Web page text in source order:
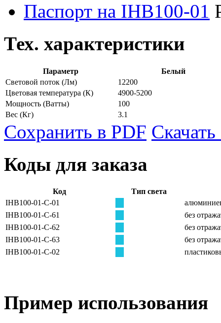
Паспорт на IHB100-01
Тех. характеристики
Параметр
Белый
Световой поток (Лм)
12200
Цветовая температура (К)
4900-5200
Мощность (Ватты)
100
Вес (Кг) 3.1
Сохранить в PDF
Коды для заказа
Код
Тип света
IHB100-01-C-01
IHB100-01-C-61
без
IHB100-01-C-62
без
IHB100-01-C-63
без
IHB100-01-C-02
Пример использования